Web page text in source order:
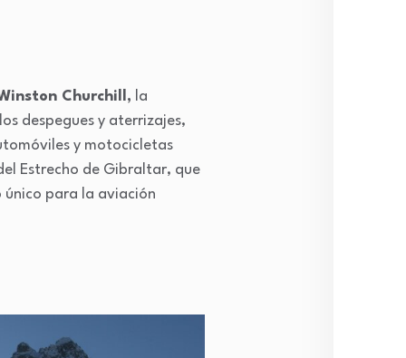
Churchill, la
despegues y aterrizajes,
y motocicletas
Estrecho de Gibraltar, que
único para la aviación